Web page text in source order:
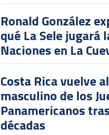
Ronald González
qué La Sele jugará
Naciones en La
Costa Rica vuelve
masculino de los
Panamericanos
décadas